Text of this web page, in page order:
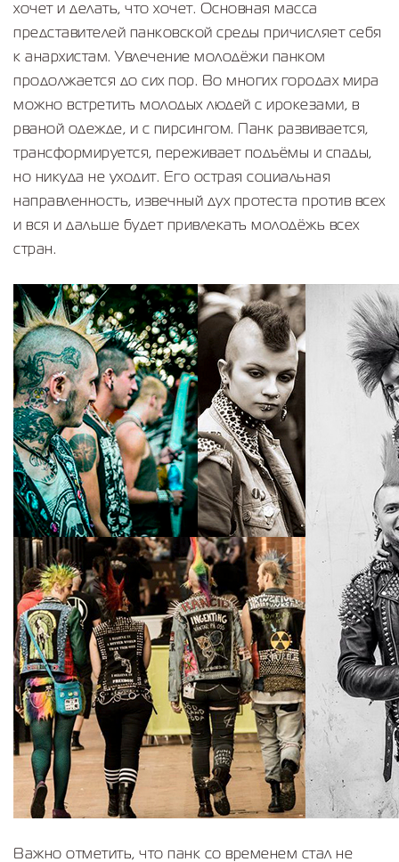
хочет и делать, что хочет. Основная масса
представителей панковской среды причисляет себя
к анархистам. Увлечение молодёжи панком
продолжается до сих пор. Во многих городах мира
можно встретить молодых людей с ирокезами, в
рваной одежде, и с пирсингом. Панк развивается,
трансформируется, переживает подъёмы и спады,
но никуда не уходит. Его острая социальная
направленность, извечный дух протеста против всех
и вся и дальше будет привлекать молодёжь всех
стран.
Важно отметить, что панк со временем стал не